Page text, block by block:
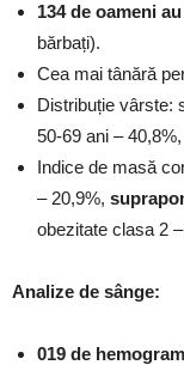
134 de oameni
bărbați).
Cea mai tânără
Distribuție vârste:
50-69 ani –
Indice de masă
– 20,9%,
obezitate clasa 2
Analize de sânge:
019 de